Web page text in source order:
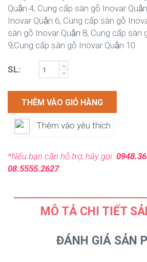
Quận 4, Cung cấp sàn gỗ Inovar
Inovar Quận 6, Cung cấp sàn gỗ
sàn gỗ Inovar Quận 8, Cung cấp sàn
9,Cung cấp sàn gỗ Inovar Quận 10
SL:
THÊM VÀO GIỎ HÀNG
Thêm vào yêu thích
*Nếu bạn cần hỗ trợ, hãy gọi:
08.5555.2627
MÔ TẢ CHI TIẾT
ĐÁNH GIÁ SẢN